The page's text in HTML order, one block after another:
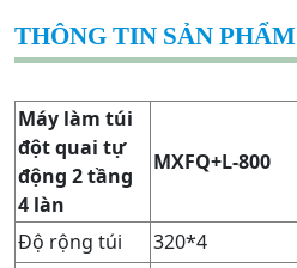
THÔNG TIN SẢN PHẨM
Máy làm túi
đột quai tự
động 2 tầng
4 làn
MXFQ+L-800
Độ rộng túi 320*4